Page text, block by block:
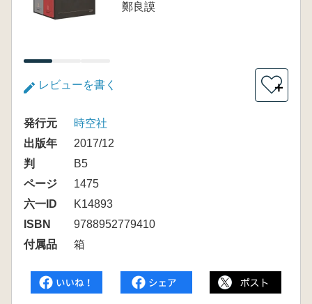
鄭良謨
レビューを書く ＋
発行元
時空社
出版年
2017/12
判
B5
ページ
1475
六一ID
K14893
ISBN
9788952779410
付属品
箱